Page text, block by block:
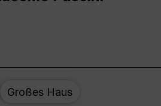
Großes Haus